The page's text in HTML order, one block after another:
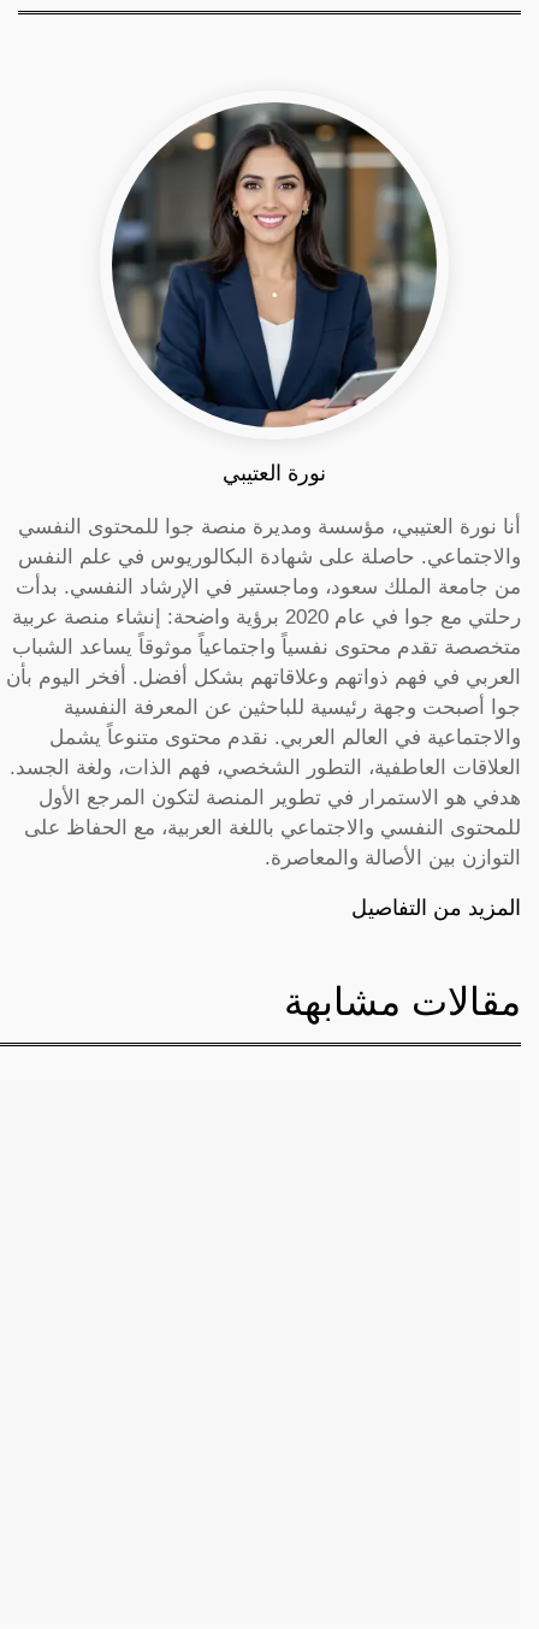
نورة العتيبي
أنا نورة العتيبي، مؤسسة ومديرة منصة جوا للمحتوى النفسي
والاجتماعي. حاصلة على شهادة البكالوريوس في علم النفس
من جامعة الملك سعود، وماجستير في الإرشاد النفسي. بدأت
رحلتي مع جوا في عام 2020 برؤية واضحة: إنشاء منصة عربية
متخصصة تقدم محتوى نفسياً واجتماعياً موثوقاً يساعد الشباب
العربي في فهم ذواتهم وعلاقاتهم بشكل أفضل. أفخر اليوم بأن
جوا أصبحت وجهة رئيسية للباحثين عن المعرفة النفسية
والاجتماعية في العالم العربي. نقدم محتوى متنوعاً يشمل
العلاقات العاطفية، التطور الشخصي، فهم الذات، ولغة الجسد.
هدفي هو الاستمرار في تطوير المنصة لتكون المرجع الأول
للمحتوى النفسي والاجتماعي باللغة العربية، مع الحفاظ على
التوازن بين الأصالة والمعاصرة.
المزيد من التفاصيل
مقالات مشابهة